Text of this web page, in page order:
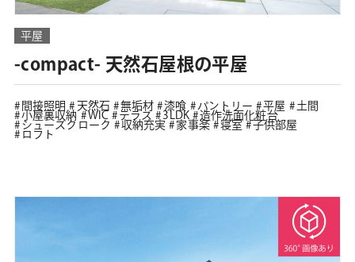
平屋
-compact- 天然石屋根の平屋
間接照明 天然石 無垢材 漆喰 パントリー 平屋
土間
小屋裏収納
WIC テラス 3LDK
造作洗面化粧台
シューズクローク
収納充実 家事楽 寝室
子供部屋
ロフト